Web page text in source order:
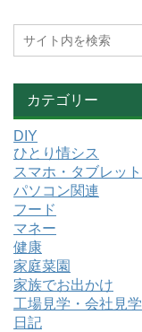
カテゴリー
DIY
ひとり情シス
スマホ・タブレット
パソコン関連
フード
マネー
健康
家庭菜園
家族でお出かけ
工場見学・会社見学
日記